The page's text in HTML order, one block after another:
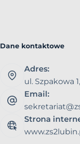
Dane kontaktowe
Adres:
ul. Szpakowa
Email:
Strona